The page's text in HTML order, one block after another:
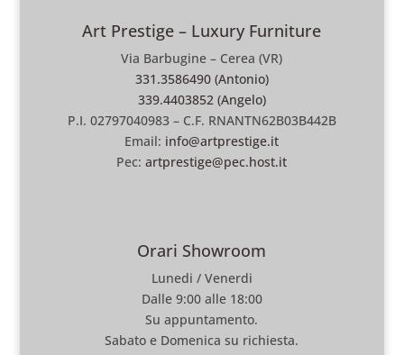
Art Prestige – Luxury Furniture
Via Barbugine – Cerea (VR)
331.3586490 (Antonio)
339.4403852 (Angelo)
P.I. 02797040983 – C.F. RNANTN62B03B442B
Email: info@artprestige.it
Pec:artprestige@pec.host.it
Orari Showroom
Lunedi / Venerdi
Dalle 9:00 alle 18:00
Su appuntamento.
Sabato e Domenica su richiesta.